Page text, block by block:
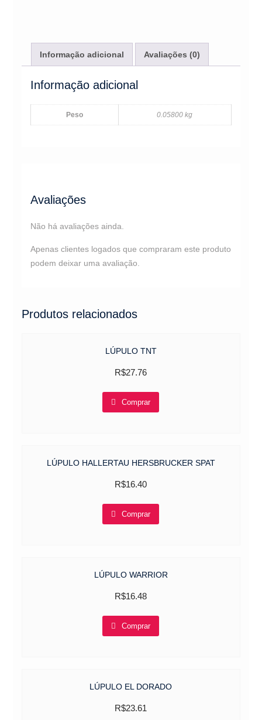
Informação adicional Avaliações (0)
Informação adicional
Peso 0.05800 kg
Avaliações
Não há avaliações ainda.
Apenas clientes logados que compraram este produto
podem deixar uma avaliação.
Produtos relacionados
LÚPULO TNT
R$27.76
Comprar
LÚPULO HALLERTAU HERSBRUCKER SPAT
R$16.40
Comprar
LÚPULO WARRIOR
R$16.48
Comprar
LÚPULO EL DORADO
R$23.61